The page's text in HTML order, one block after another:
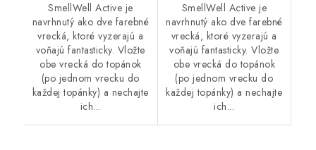
SmellWell Active je
navrhnutý ako dve farebné
vrecká, ktoré vyzerajú a
voňajú fantasticky. Vložte
obe vrecká do topánok
(po jednom vrecku do
každej topánky) a nechajte
ich...
SmellWell Active je
navrhnutý ako dve farebné
vrecká, ktoré vyzerajú a
voňajú fantasticky. Vložte
obe vrecká do topánok
(po jednom vrecku do
každej topánky) a nechajte
ich...